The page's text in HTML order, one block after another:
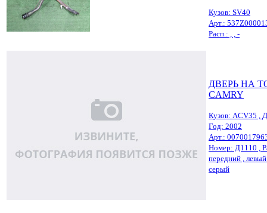
Кузов: SV40
Арт.:
Расп.: , , -
ДВЕРЬ НА
CAMRY
Кузов: ACV35 ,
Год: 2002
Арт.:
Номер: Д1110 ,
передний ,
серый